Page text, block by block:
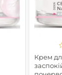
Крем